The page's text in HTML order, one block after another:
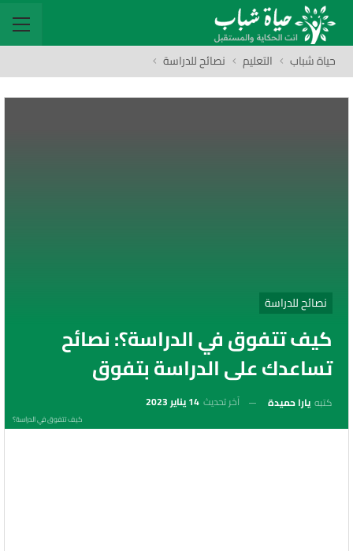
حياة شباب التعليم نصائح للدراسة
نصائح للدراسة
كيف تتفوق في الدراسة؟: نصائح
تساعدك على الدراسة بتفوق
كتبه يارا حميدة آخر تحديث 14 يناير 2023
كيف تتفوق في الدراسة؟